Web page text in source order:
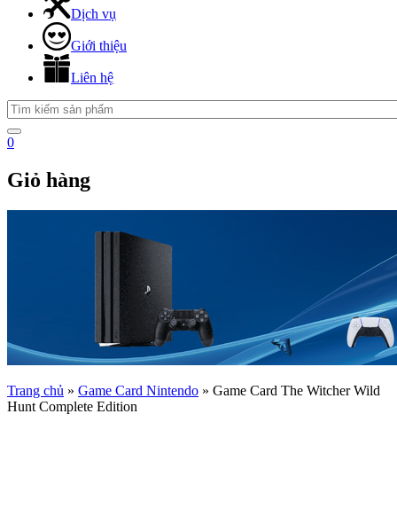
Dịch vụ
Giới thiệu
Liên hệ
0
Giỏ hàng
Trang chủ » Game Card Nintendo » Game Card The Witcher Wild
Hunt Complete Edition